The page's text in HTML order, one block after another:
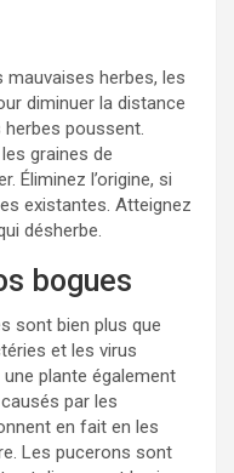
mauvaises herbes, les
diminuer la distance
poussent.
graines de
Éliminez l’origine, si
existantes. Atteignez
désherbe.
bogues
sont bien plus que
et les virus
plante également
par les
en fait en les
Les pucerons sont